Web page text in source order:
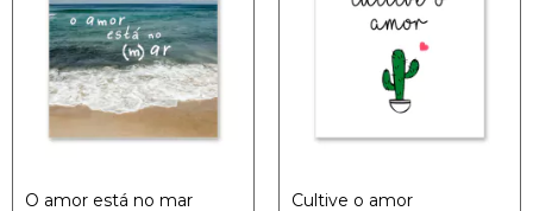
O amor está no mar Cultive o amor